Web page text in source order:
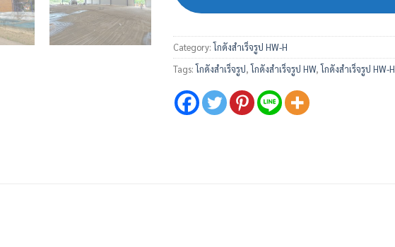
Category:โกดังสำเร็จรูป HW-H
Tags:โกดังสำเร็จรูป,โกดังสำเร็จรูป HW,โกดังสำเร็จรูป HW-H